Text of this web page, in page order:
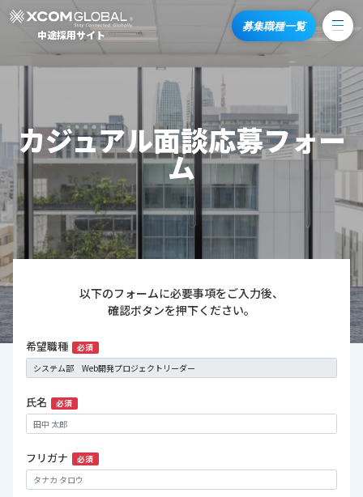
中途採用サイト
募集職種一覧
カジュアル面談応募フォー
ム
以下のフォームに必要事項をご入力後、
確認ボタンを押下ください。
希望職種 必須
氏名 必須
フリガナ 必須